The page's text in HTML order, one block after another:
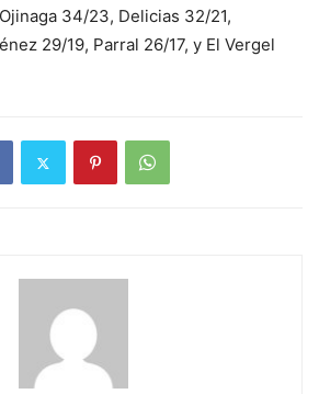
34/23, Delicias 32/21,
29/19, Parral 26/17, y El Vergel